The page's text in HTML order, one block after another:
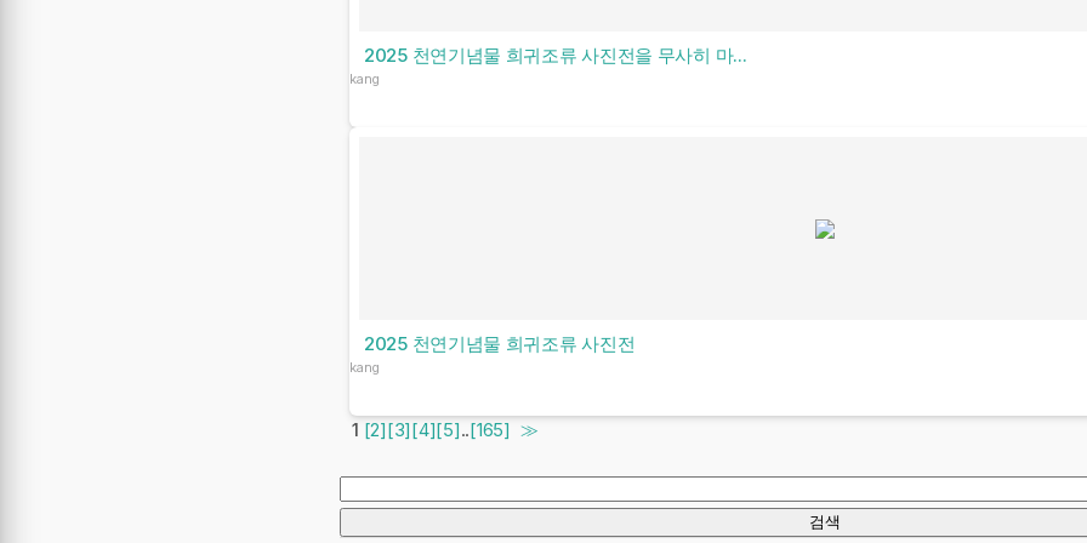
2025 천연기념물 희귀조류 사진전을 무사히 마...
kang
2025 천연기념물 희귀조류 사진전
kang
1 [2][3][4][5]..[165] ≫